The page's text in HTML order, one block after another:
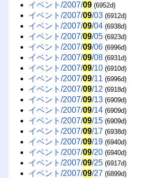
イベント/2007/09 (6952d)
イベント/2007/09/03 (6912d)
イベント/2007/09/04 (6938d)
イベント/2007/09/05 (6923d)
イベント/2007/09/06 (6996d)
イベント/2007/09/08 (6931d)
イベント/2007/09/10 (6910d)
イベント/2007/09/11 (6996d)
イベント/2007/09/12 (6918d)
イベント/2007/09/13 (6909d)
イベント/2007/09/14 (6909d)
イベント/2007/09/15 (6909d)
イベント/2007/09/17 (6938d)
イベント/2007/09/19 (6940d)
イベント/2007/09/20 (6940d)
イベント/2007/09/25 (6917d)
イベント/2007/09/27 (6899d)